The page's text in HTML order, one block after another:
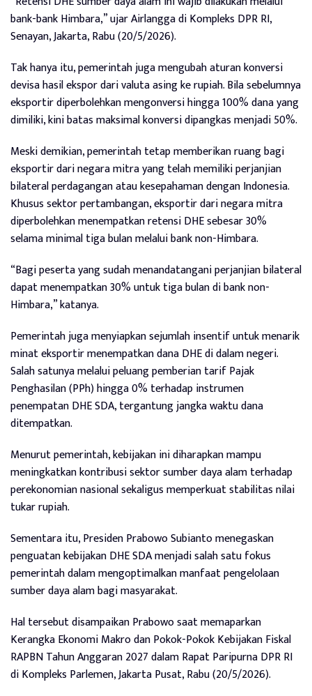
bank-bank Himbara,” ujar Airlangga di Kompleks DPR RI,
Senayan, Jakarta, Rabu (20/5/2026).
Tak hanya itu, pemerintah juga mengubah aturan konversi
devisa hasil ekspor dari valuta asing ke rupiah. Bila sebelumnya
eksportir diperbolehkan mengonversi hingga 100% dana yang
dimiliki, kini batas maksimal konversi dipangkas menjadi 50%.
Meski demikian, pemerintah tetap memberikan ruang bagi
eksportir dari negara mitra yang telah memiliki perjanjian
bilateral perdagangan atau kesepahaman dengan Indonesia.
Khusus sektor pertambangan, eksportir dari negara mitra
diperbolehkan menempatkan retensi DHE sebesar 30%
selama minimal tiga bulan melalui bank non-Himbara.
“Bagi peserta yang sudah menandatangani perjanjian bilateral
dapat menempatkan 30% untuk tiga bulan di bank non-
Himbara,” katanya.
Pemerintah juga menyiapkan sejumlah insentif untuk menarik
minat eksportir menempatkan dana DHE di dalam negeri.
Salah satunya melalui peluang pemberian tarif Pajak
Penghasilan (PPh) hingga 0% terhadap instrumen
penempatan DHE SDA, tergantung jangka waktu dana
ditempatkan.
Menurut pemerintah, kebijakan ini diharapkan mampu
meningkatkan kontribusi sektor sumber daya alam terhadap
perekonomian nasional sekaligus memperkuat stabilitas nilai
tukar rupiah.
Sementara itu, Presiden Prabowo Subianto menegaskan
penguatan kebijakan DHE SDA menjadi salah satu fokus
pemerintah dalam mengoptimalkan manfaat pengelolaan
sumber daya alam bagi masyarakat.
Hal tersebut disampaikan Prabowo saat memaparkan
Kerangka Ekonomi Makro dan Pokok-Pokok Kebijakan Fiskal
RAPBN Tahun Anggaran 2027 dalam Rapat Paripurna DPR RI
di Kompleks Parlemen, Jakarta Pusat, Rabu (20/5/2026).